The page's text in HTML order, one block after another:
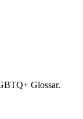
Glossar.